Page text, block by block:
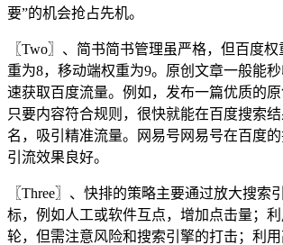
要”的机会抢占先机。
〖Two〗、简书简书管理虽严格，但百度
重为8，移动端权重为9。原创文章一般能
速获取百度流量。例如，发布一篇优质的原
只要内容符合规则，很快就能在百度搜索
名，吸引精准流量。网易号网易号在百度的
引流效果良好。
〖Three〗、快排的策略主要通过放大搜索
标，例如人工或软件互点，增加点击量；
轮，但需注意风险和搜索引擎的打击；利